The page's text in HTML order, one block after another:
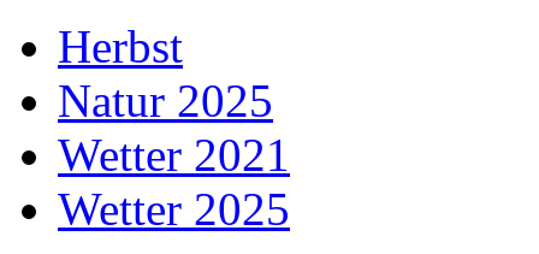
Herbst
Natur 2025
Wetter 2021
Wetter 2025